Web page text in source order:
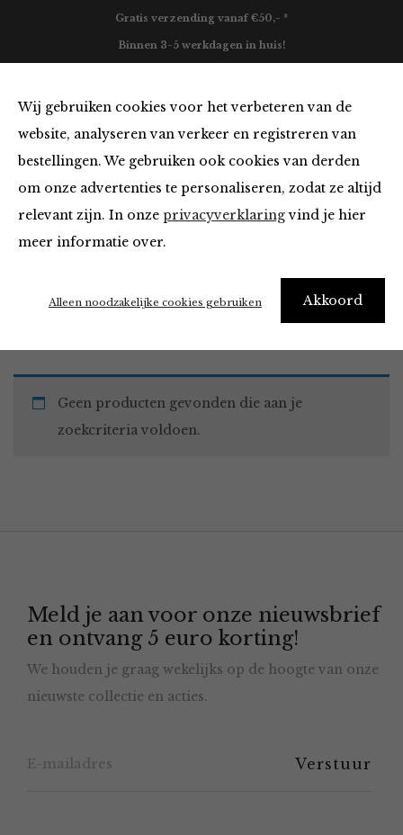
Wij gebruiken cookies voor het verbeteren van de
website, analyseren van verkeer en registreren van
bestellingen. We gebruiken ook cookies van derden
om onze advertenties te personaliseren, zodat ze altijd
relevant zijn. In onze privacyverklaringvind je hier
meer informatie over.
Akkoord
Alleen noodzakelijke cookies gebruiken
Gratis verzending vanaf €50,- *
Binnen 3-5 werkdagen in huis!
Must Haves
Home Winkel Accessoires Must Haves
Geen producten gevonden die aan je
zoekcriteria voldoen.
Meld je aan voor onze nieuwsbrief
en ontvang 5 euro korting!
We houden je graag wekelijks op de hoogte van onze
nieuwste collectie en acties.